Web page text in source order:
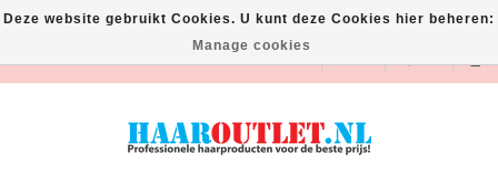
EUR
Deze website gebruikt Cookies. U kunt deze Cookies hier beheren:
Manage cookies